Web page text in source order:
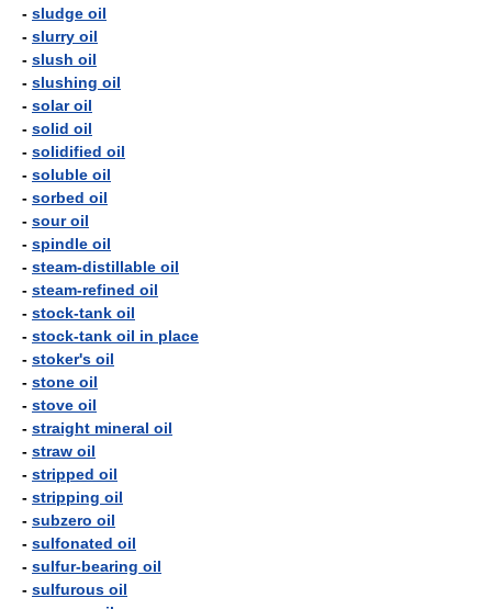
- sludge oil
- slurry oil
- slush oil
- slushing oil
- solar oil
- solid oil
- solidified oil
- soluble oil
- sorbed oil
- sour oil
- spindle oil
- steam-distillable oil
- steam-refined oil
- stock-tank oil
- stock-tank oil in place
- stoker's oil
- stone oil
- stove oil
- straight mineral oil
- straw oil
- stripped oil
- stripping oil
- subzero oil
- sulfonated oil
- sulfur-bearing oil
- sulfurous oil